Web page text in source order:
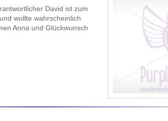
David ist zum
wollte wahrscheinlich
Anna und Glückwunsch